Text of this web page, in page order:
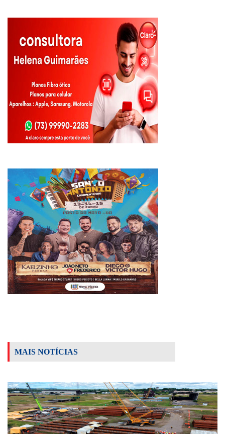
MAIS NOTÍCIAS